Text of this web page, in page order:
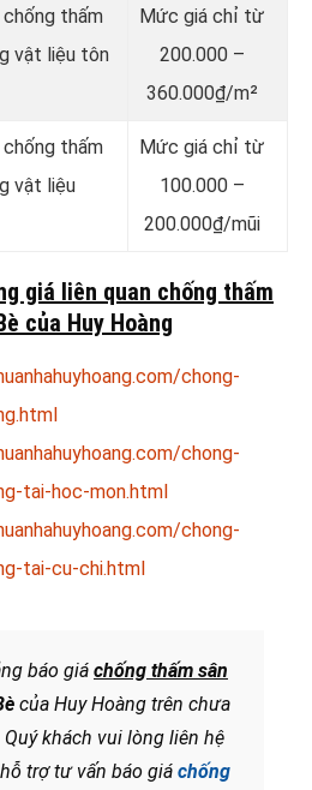
chống thấm
vật liệu tôn
Mức giá chỉ từ
200.000 –
360.000₫/m²
chống thấm
vật liệu
Mức giá chỉ từ
100.000 –
200.000₫/mũi
giá liên quan chống thấm
của Huy Hoàng
chong-
chong-
tai-hoc-mon.html
chong-
tai-cu-chi.html
báo giá chống thấm sân
của Huy Hoàng trên chưa
khách vui lòng liên hệ
trợ tư vấn báo giá chống